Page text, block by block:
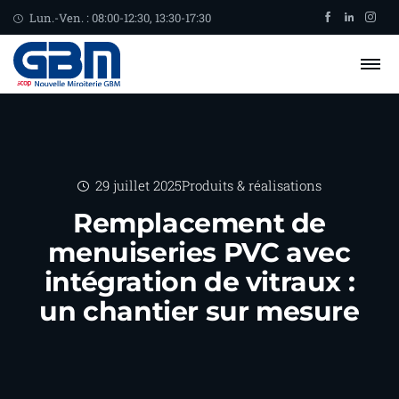
Lun.-Ven. : 08:00-12:30, 13:30-17:30
29 juillet 2025Produits & réalisations
Remplacement de
menuiseries PVC avec
intégration de vitraux :
un chantier sur mesure